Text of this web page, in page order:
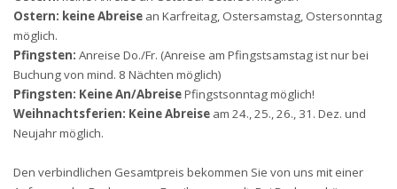
Ostern: keine Abreise an Karfreitag, Ostersamstag, Ostersonntag
möglich.
Pfingsten: Anreise Do./Fr. (Anreise am Pfingstsamstag ist nur bei
Buchung von mind. 8 Nächten möglich)
Pfingsten: Keine An/AbreisePfingstsonntag möglich!
Weihnachtsferien: Keine Abreise am 24., 25., 26., 31. Dez. und
Neujahr möglich.
Den verbindlichen Gesamtpreis bekommen Sie von uns mit einer